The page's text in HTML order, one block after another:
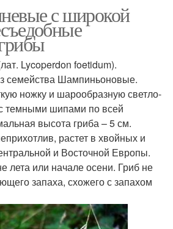
с широкой
Lycoperdon foetidum).
семейства Шампиньоновые.
ножку и шарообразную светло-
темными шипами по всей
высота гриба – 5 см.
растет в хвойных и
и Восточной Европы.
лета или начале осени. Гриб не
запаха, схожего с запахом